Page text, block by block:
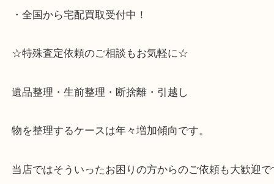
スタ六甲店です。土日祝日休まず営業中。出張買取
「フォレスタ」のB1に店舗がございます。
⇒駅を降りて直ぐのフォレスタの入り口はB1とな
・解放感ある店内でゆったりお過ごしいただけます